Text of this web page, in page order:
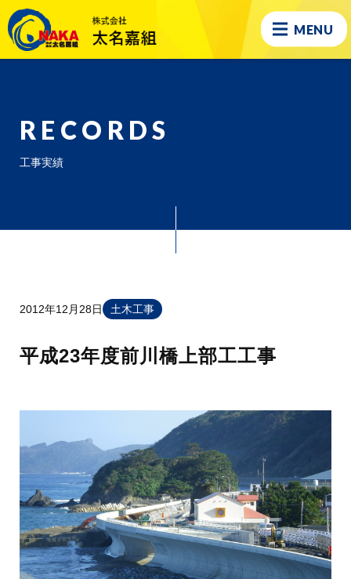
MENU
RECORDS
工事実績
2012年12月28日 土木工事
平成23年度前川橋上部工工事